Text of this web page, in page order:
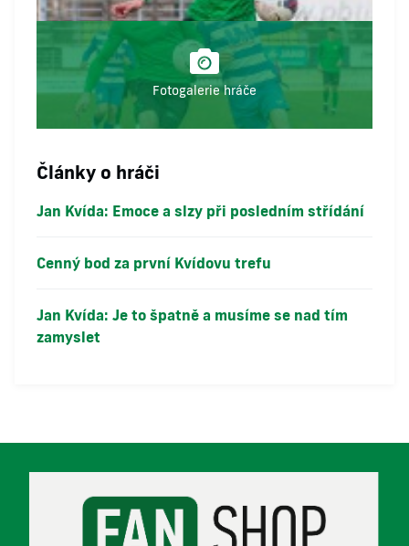
Fotogalerie hráče
Články o hráči
Jan Kvída: Emoce a slzy při posledním střídání
Cenný bod za první Kvídovu trefu
Jan Kvída: Je to špatně a musíme se nad tím
zamyslet